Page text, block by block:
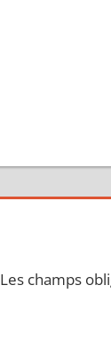
Les champs